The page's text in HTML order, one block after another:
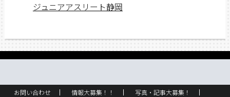
ジュニアアスリート静岡
お問い合わせ 情報大募集！！ 写真・記事大募集！